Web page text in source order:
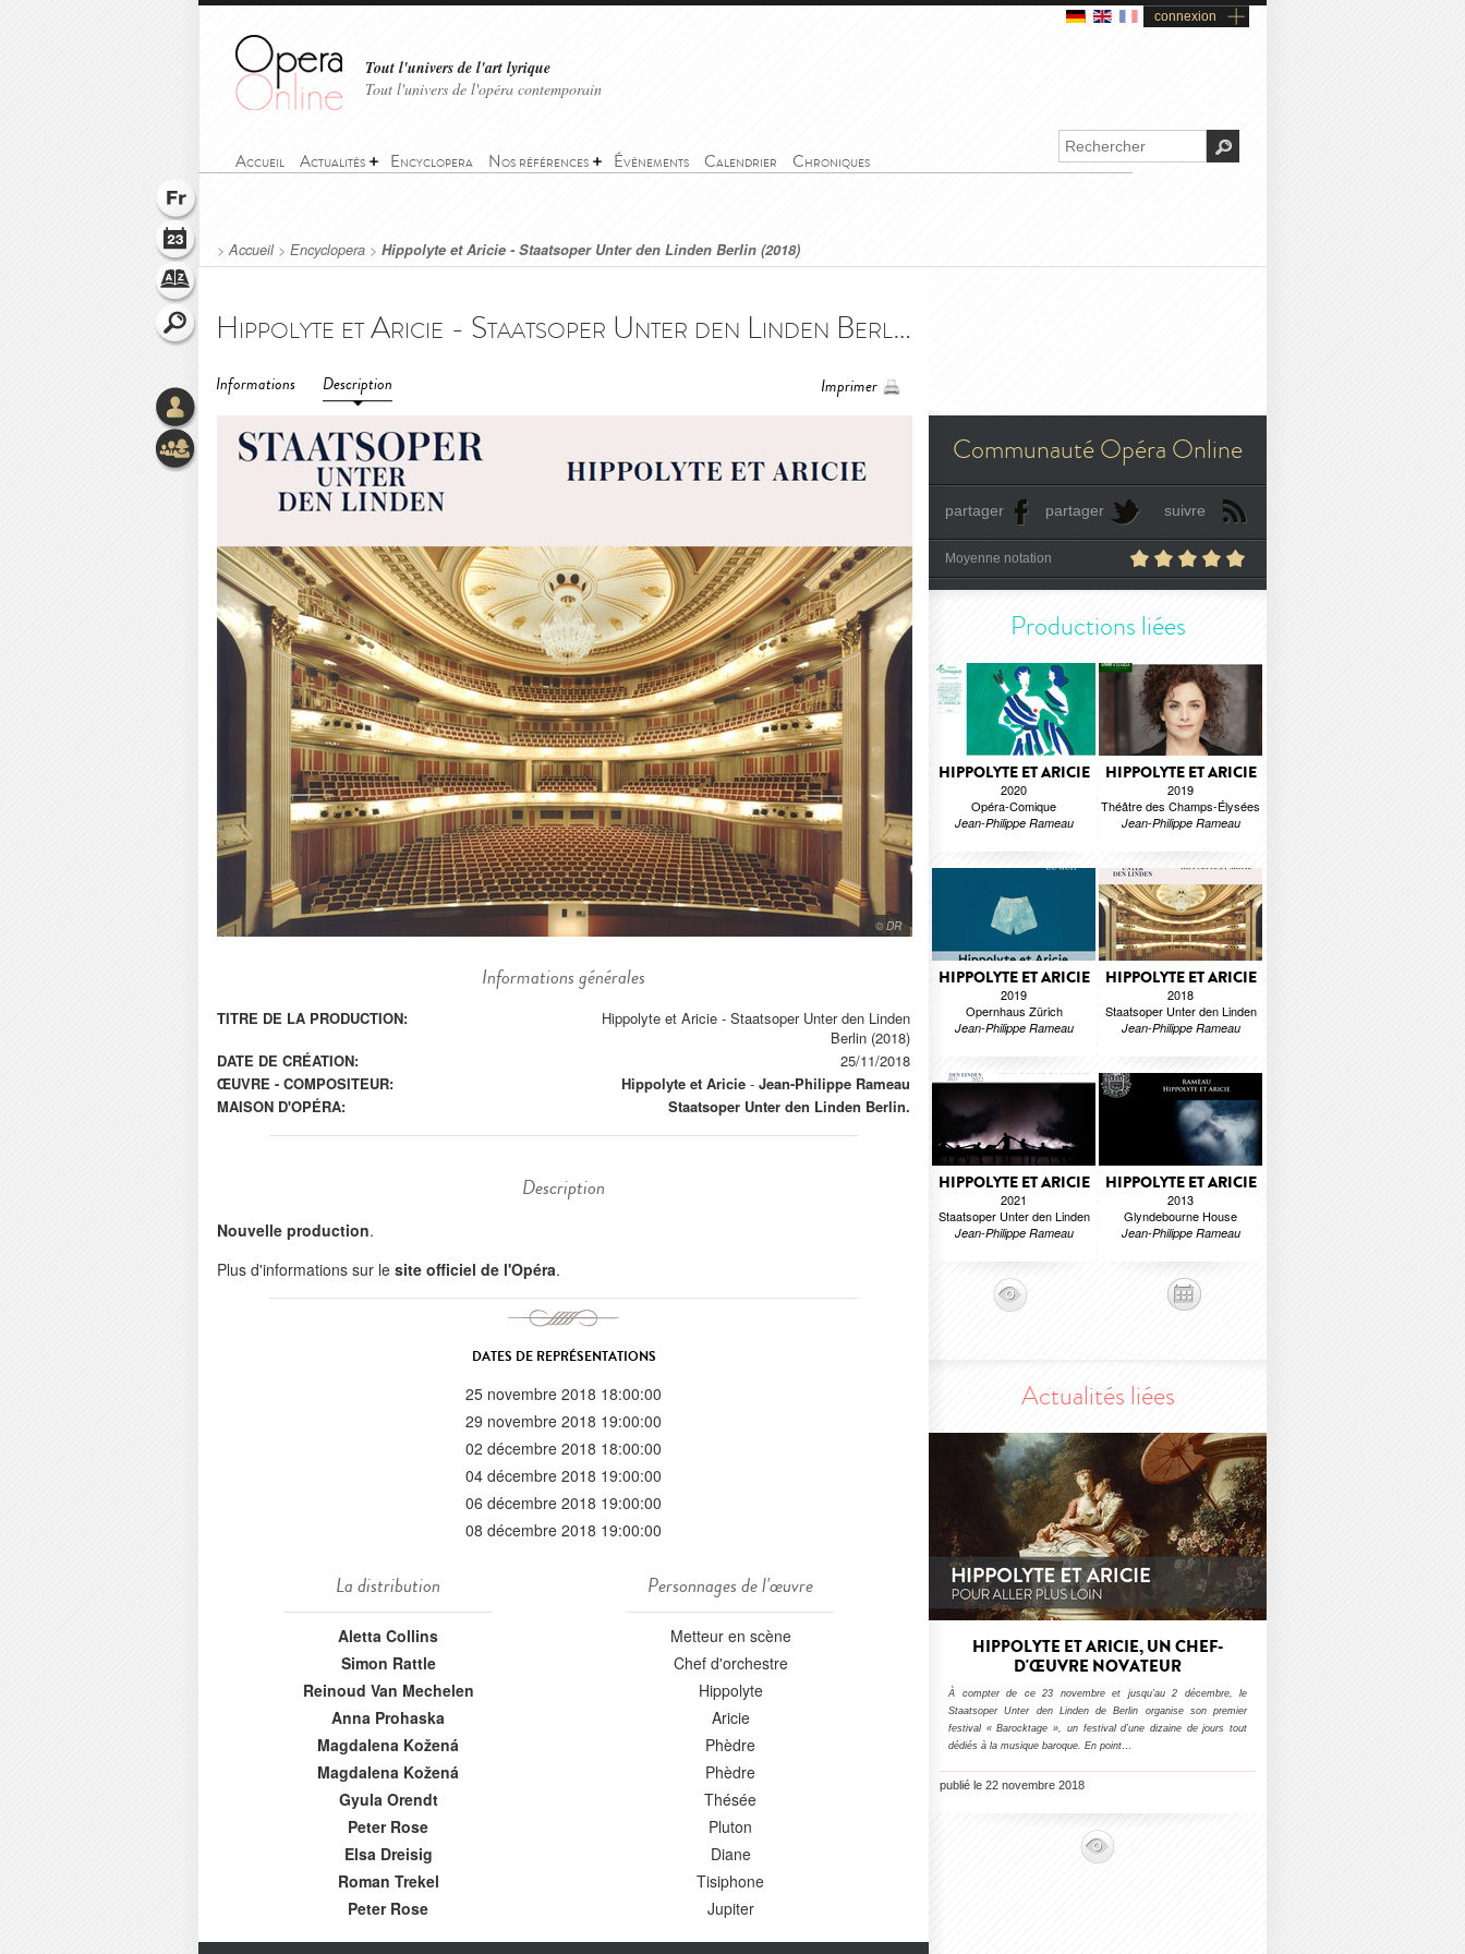
connexion
Tout l'univers de l'art lyrique
Tout l'univers de l'opéra contemporain
Accueil Actualités Encyclopera Nos références Événements Calendrier Chroniques
>Accueil> Encyclopera > Hippolyte et Aricie - Staatsoper Unter den Linden Berlin (2018)
Hippolyte et Aricie - Staatsoper Unter den Linden Berlin (2018) - Hippolyte et Aricie - Staatsoper Unter den Linden Berlin (2018)
Informations Description Imprimer
© DR
Informations générales
TITRE DE LA PRODUCTION:
Hippolyte et Aricie - Staatsoper Unter den Linden
Berlin (2018)
DATE DE CRÉATION:
25/11/2018
ŒUVRE - COMPOSITEUR:
Hippolyte et Aricie - Jean-Philippe Rameau
MAISON D'OPÉRA:
Staatsoper Unter den Linden Berlin.
Description
Nouvelle production.
Plus d'informations sur le site officiel de l'Opéra.
DATES DE REPRÉSENTATIONS
25 novembre 2018 18:00:00
29 novembre 2018 19:00:00
02 décembre 2018 18:00:00
04 décembre 2018 19:00:00
06 décembre 2018 19:00:00
08 décembre 2018 19:00:00
La distribution
Aletta Collins
Simon Rattle
Reinoud Van Mechelen
Anna Prohaska
Magdalena Kožená
Magdalena Kožená
Gyula Orendt
Peter Rose
Elsa Dreisig
Roman Trekel
Peter Rose
Personnages de l'œuvre
Metteur en scène
Chef d'orchestre
Hippolyte
Aricie
Phèdre
Phèdre
Thésée
Pluton
Diane
Tisiphone
Jupiter
Communauté Opéra Online
partager partager suivre
Moyenne notation
Productions liées
HIPPOLYTE ET ARICIE
2020
Opéra-Comique
Jean-Philippe Rameau
HIPPOLYTE ET ARICIE
2019
Théâtre des Champs-Élysées
Jean-Philippe Rameau
HIPPOLYTE ET ARICIE
2019
Opernhaus Zürich
Jean-Philippe Rameau
HIPPOLYTE ET ARICIE
2018
Staatsoper Unter den Linden
Jean-Philippe Rameau
HIPPOLYTE ET ARICIE
2021
Staatsoper Unter den Linden
Jean-Philippe Rameau
HIPPOLYTE ET ARICIE
2013
Glyndebourne House
Jean-Philippe Rameau
Actualités liées
HIPPOLYTE ET ARICIE, UN CHEF-
D'ŒUVRE NOVATEUR
À compter de ce 23 novembre et jusqu’au 2 décembre, le
Staatsoper Unter den Linden de Berlin organise son premier
festival « Barocktage », un festival d’une dizaine de jours tout
dédiés à la musique baroque. En point…
publié le 22 novembre 2018